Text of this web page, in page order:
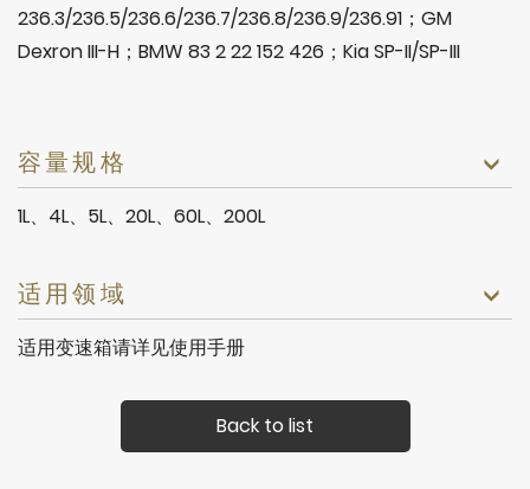
236.3/236.5/236.6/236.7/236.8/236.9/236.91；GM
Dexron III-H；BMW 83 2 22 152 426；Kia SP-II/SP-III
容量规格
1L、4L、5L、20L、60L、200L
适用领域
适用变速箱请详见使用手册
Back to list